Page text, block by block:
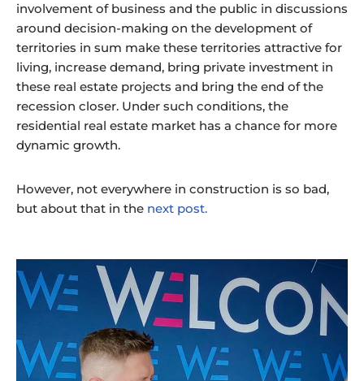
involvement of business and the public in discussions
around decision-making on the development of
territories in sum make these territories attractive for
living, increase demand, bring private investment in
these real estate projects and bring the end of the
recession closer. Under such conditions, the
residential real estate market has a chance for more
dynamic growth.
However, not everywhere in construction is so bad,
but about that in the next post.